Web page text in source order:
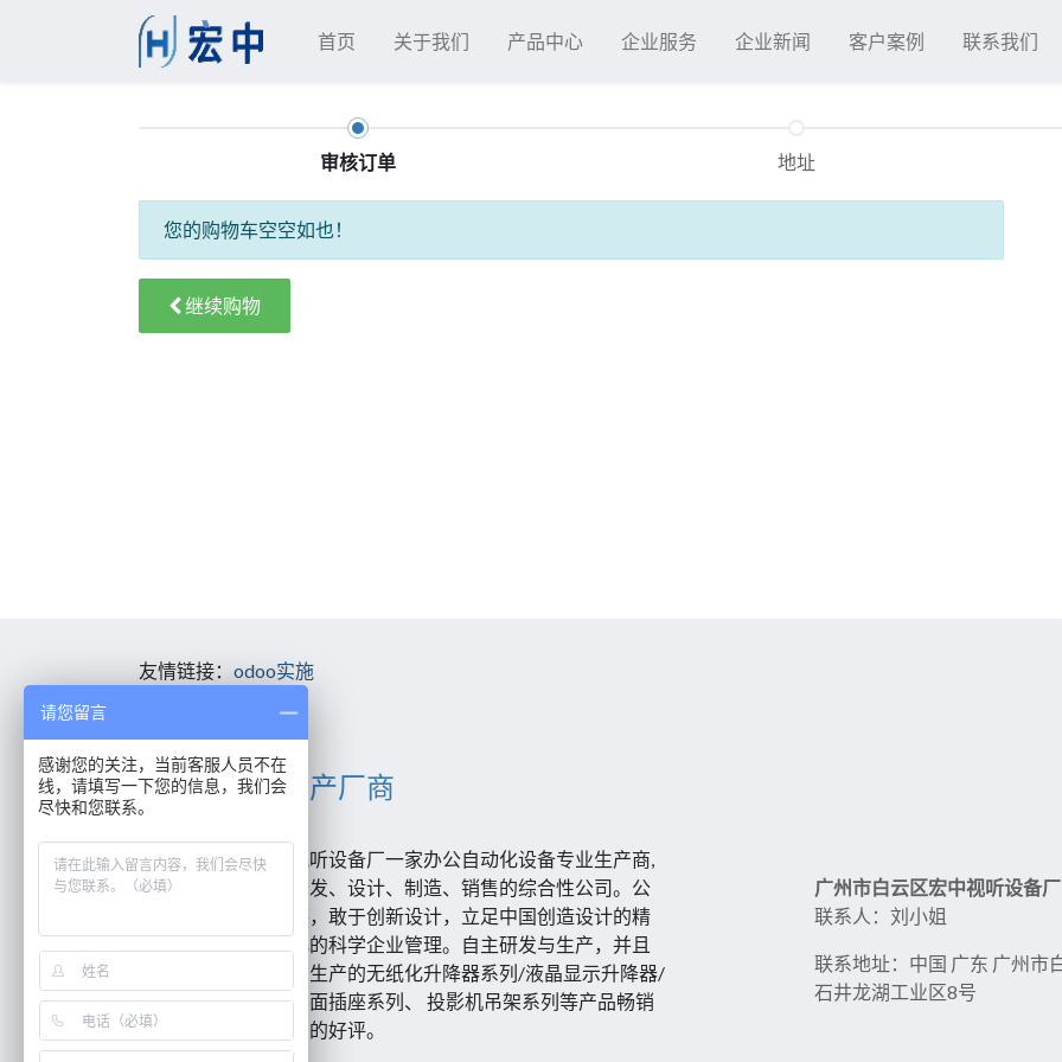
首页 关于我们 产品中心 企业服务 企业新闻 客户案例 联系我们
审核订单 地址
您的购物车空空如也！
继续购物
友情链接： odoo实施
升降器专业生产厂商
广州市白云区宏中视听设备厂一家办公自动化设备专业生产商,
专业从事视听设备开发、设计、制造、销售的综合性公司。公
司拥有一支技术精湛，敢于创新设计，立足中国创造设计的精
英队伍，实行全面化的科学企业管理。自主研发与生产，并且
拥有多项专利技术，生产的无纸化升降器系列/液晶显示升降器/
翻转器系列、高级桌面插座系列、 投影机吊架系列等产品畅销
国内外，深受各用户的好评。
广州市白云区宏中视听设备厂
联系人：刘小姐
联系地址：中国 广东 广州市
石井龙湖工业区8号
请您留言
感谢您的关注，当前客服人员不在
线，请填写一下您的信息，我们会
尽快和您联系。